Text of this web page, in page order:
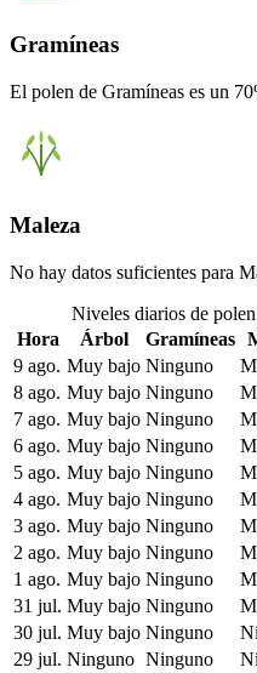
Gramíneas
El polen de Gramíneas es un
Maleza
No hay datos suficientes para
Niveles diarios de polen
Hora
Árbol Gramíneas
9 ago. Muy bajo Ninguno
8 ago. Muy bajo Ninguno
7 ago. Muy bajo Ninguno
6 ago. Muy bajo Ninguno
5 ago. Muy bajo Ninguno
4 ago. Muy bajo Ninguno
3 ago. Muy bajo Ninguno
2 ago. Muy bajo Ninguno
1 ago. Muy bajo Ninguno
31 jul. Muy bajo Ninguno
30 jul. Muy bajo Ninguno
29 jul. Ninguno Ninguno